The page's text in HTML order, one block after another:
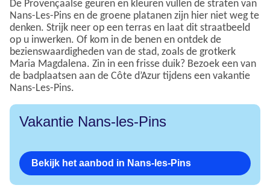
De Provençaalse geuren en kleuren vullen de straten van
Nans-Les-Pins en de groene platanen zijn hier niet weg te
denken. Strijk neer op een terras en laat dit straatbeeld
op u inwerken. Of kom in de benen en ontdek de
bezienswaardigheden van de stad, zoals de grotkerk
Maria Magdalena. Zin in een frisse duik? Bezoek een van
de badplaatsen aan de Côte d’Azur tijdens een vakantie
Nans-Les-Pins.
Vakantie Nans-les-Pins
Bekijk het aanbod in Nans-les-Pins